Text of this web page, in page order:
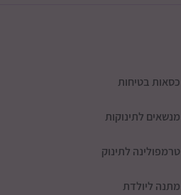
כסאות בטיחות
מנשאים לתינוקות
טרמפולינה לתינוק
מתנה ליולדת